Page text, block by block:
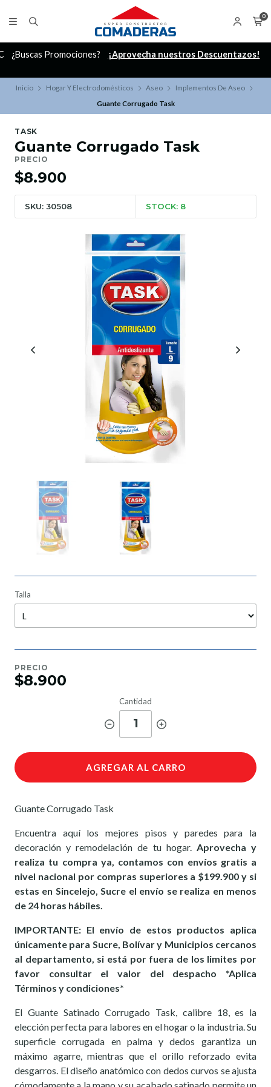
0
¿Buscas Promociones? ¡Aprovecha nuestros Descuentazos!
Inicio Hogar Y Electrodomésticos Aseo
Implementos De Aseo
Guante Corrugado Task
TASK
Guante Corrugado Task
PRECIO
$8.900
SKU: 30508 STOCK: 8
Talla
PRECIO
$8.900
Cantidad
1
AGREGAR AL CARRO
Guante Corrugado Task
Encuentra aquí los mejores pisos y paredes para la
decoración y remodelación de tu hogar. Aprovecha y
realiza tu compra ya, contamos con envíos gratis a
nivel nacional por compras superiores a $199.900 y si
estas en Sincelejo, Sucre el envío se realiza en menos
de 24 horas hábiles.
IMPORTANTE: El envío de estos productos aplica
únicamente para Sucre, Bolívar y Municipios cercanos
al departamento, si está por fuera de los limites por
favor consultar el valor del despacho *Aplica
Términos y condiciones*
El Guante Satinado Corrugado Task, calibre 18, es la
elección perfecta para labores en el hogar o la industria. Su
superficie corrugada en palma y dedos garantiza un
máximo agarre, mientras que el orillo reforzado evita
desgarros. El diseño anatómico con dedos curvos se ajusta